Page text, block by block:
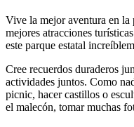
Vive la mejor aventura en la
mejores atracciones
este parque estatal
Cree recuerdos duraderos
actividades juntos. Como
picnic, hacer castillos o
el malecón, tomar muchas